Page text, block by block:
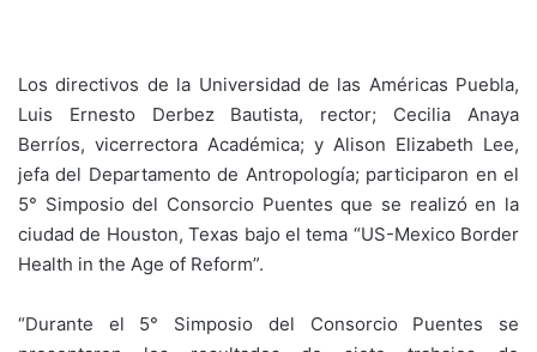
Los directivos de la Universidad de las Américas Puebla,
Luis Ernesto Derbez Bautista, rector; Cecilia Anaya
Berríos, vicerrectora Académica; y Alison Elizabeth Lee,
jefa del Departamento de Antropología; participaron en el
5° Simposio del Consorcio Puentes que se realizó en la
ciudad de Houston, Texas bajo el tema “US-Mexico Border
Health in the Age of Reform”.
“Durante el 5° Simposio del Consorcio Puentes se